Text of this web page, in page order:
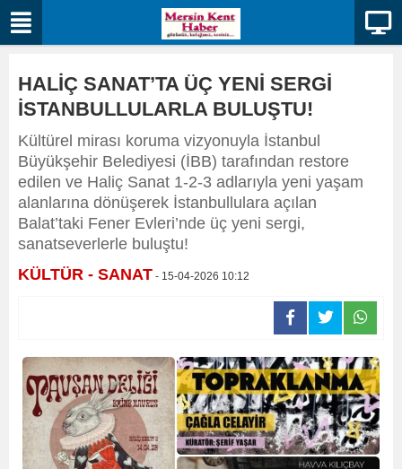
HALİÇ SANAT’TA ÜÇ YENİ SERGİ
İSTANBULLULARLA BULUŞTU!
Kültürel mirası koruma vizyonuyla İstanbul
Büyükşehir Belediyesi (İBB) tarafından restore
edilen ve Haliç Sanat 1-2-3 adlarıyla yeni yaşam
alanlarına dönüşerek İstanbullulara açılan
Balat’taki Fener Evleri’nde üç yeni sergi,
sanatseverlerle buluştu!
KÜLTÜR - SANAT - 15-04-2026 10:12